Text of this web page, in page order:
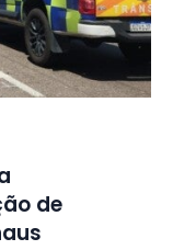
de